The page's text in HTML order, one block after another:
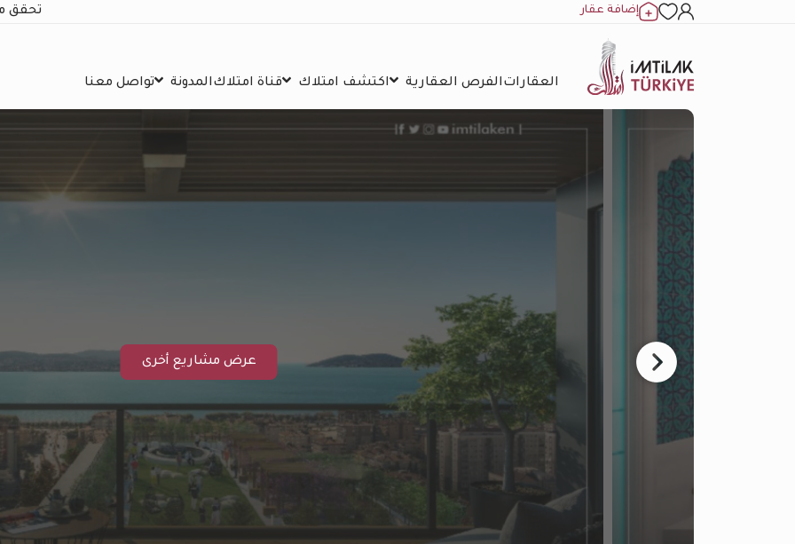
إضافة عقار تحقق
العقاراتالفرص العقارية اكتشف امتلاك قناة امتلاكالمدونة تواصل معنا
عرض مشاريع أخرى